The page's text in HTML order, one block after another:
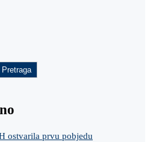
Pretraga
ostvarila prvu pobjedu